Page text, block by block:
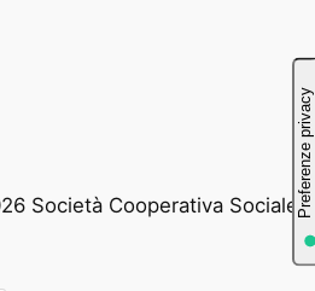
Società Cooperativa Sociale